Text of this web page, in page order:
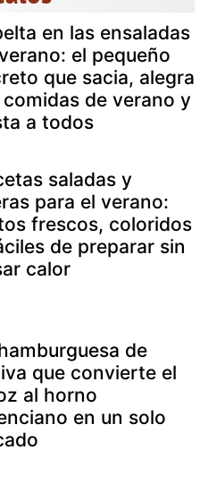
en las ensaladas
el pequeño
que sacia, alegra
de verano y
a todos
saladas y
para el verano:
frescos, coloridos
de preparar sin
calor
de
que convierte el
al horno
en un solo